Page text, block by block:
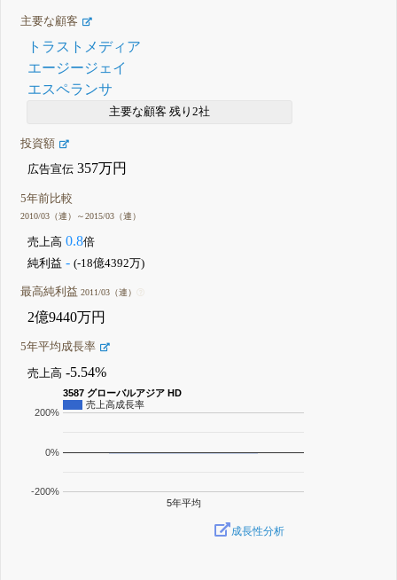
主要な顧客
トラストメディア
エージージェイ
エスペランサ
主要な顧客 残り2社
投資額
広告宣伝 357万円
5年前比較
2010/03（連）～2015/03（連）
売上高 0.8倍
純利益 - (-18億4392万)
最高純利益2011/03（連）
2億9440万円
5年平均成長率
売上高 -5.54%
3587 グローバルアジア HD
売上高成長率
5年平均
-200%
0%
200%
成長性分析